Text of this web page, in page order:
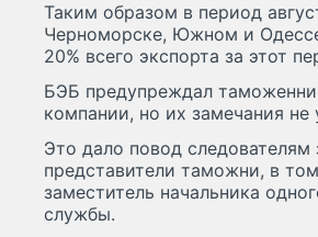
Таким образом в период
Черноморске, Южном и
20% всего экспорта за этот
БЭБ предупреждал
компании, но их замечания не
Это дало повод
представители таможни, в
заместитель начальника
службы.